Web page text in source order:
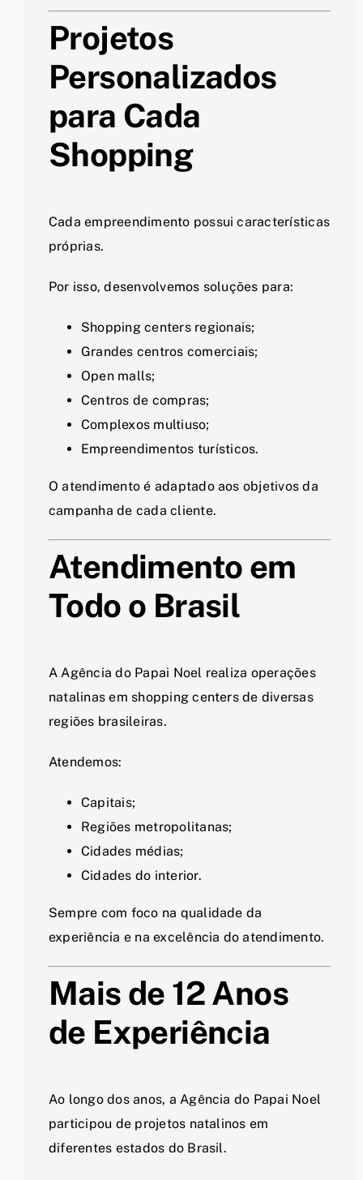
Projetos
Personalizados
para Cada
Shopping
Cada empreendimento possui características
próprias.
Por isso, desenvolvemos soluções para:
Shopping centers regionais;
Grandes centros comerciais;
Open malls;
Centros de compras;
Complexos multiuso;
Empreendimentos turísticos.
O atendimento é adaptado aos objetivos da
campanha de cada cliente.
Atendimento em
Todo o Brasil
A Agência do Papai Noel realiza operações
natalinas em shopping centers de diversas
regiões brasileiras.
Atendemos:
Capitais;
Regiões metropolitanas;
Cidades médias;
Cidades do interior.
Sempre com foco na qualidade da
experiência e na excelência do atendimento.
Mais de 12 Anos
de Experiência
Ao longo dos anos, a Agência do Papai Noel
participou de projetos natalinos em
diferentes estados do Brasil.